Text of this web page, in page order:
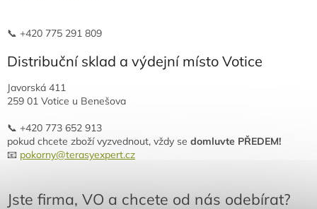
📞 +420 775 291 809
Distribuční sklad a výdejní místo Votice
Javorská 411
259 01 Votice u Benešova
📞 +420 773 652 913
pokud chcete zboží vyzvednout, vždy se domluvte PŘEDEM!
📧 pokorny@terasyexpert.cz
Jste firma, VO a chcete od nás odebírat?